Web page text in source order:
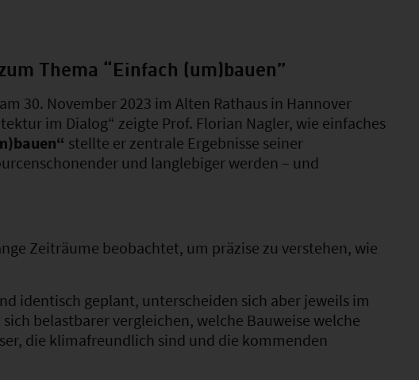
Thema “Einfach (um)bauen”
30. November 2023 im Alten Rathaus in Hannover
im Dialog“ zeigte Prof. Florian Nagler, wie einfaches
stellte er zentrale Ergebnisse seiner
und langlebiger werden – und
Zeiträume beobachtet, um präzise zu verstehen, wie
identisch geplant, unterscheiden sich aber jeweils im
belastbarer vergleichen, welche Bauweise welche
die klimafreundlich sind und die kommenden